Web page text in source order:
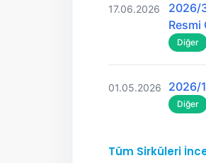
17.06.2026
2026/
Resmi
Diğer
01.05.2026 2026/
Diğer
Tüm Sirküleri